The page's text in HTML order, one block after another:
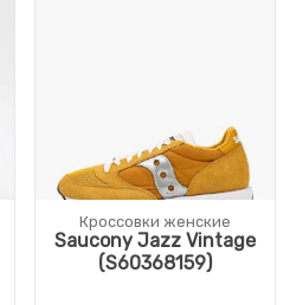
Кроссовки женские
Saucony Jazz Vintage
(S60368159)